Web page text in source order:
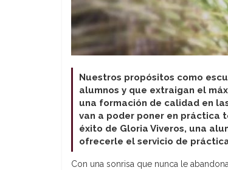
Nuestros propósitos como
alumnos y que extraigan el
una formación de calidad en
van a poder poner en práctica
éxito de Gloria Viveros, una
ofrecerle el servicio de
Con una sonrisa que nunca le